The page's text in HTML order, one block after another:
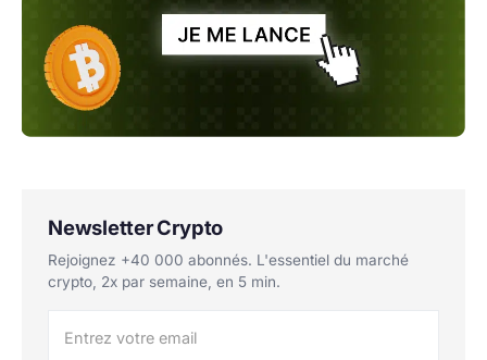
Newsletter Crypto
Rejoignez +40 000 abonnés. L'essentiel du marché
crypto, 2x par semaine, en 5 min.